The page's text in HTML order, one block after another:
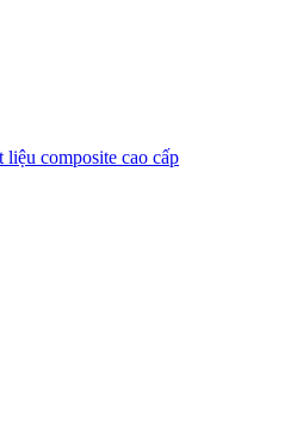
liệu composite cao cấp